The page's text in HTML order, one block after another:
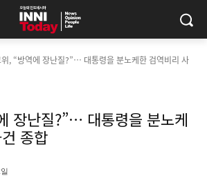
, “방역에 장난질?”… 대통령을 분노케한 검역비리 사
장난질?”… 대통령을 분노케
종합